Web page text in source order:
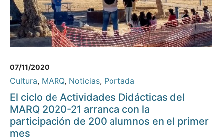
07/11/2020
Cultura, MARQ, Noticias, Portada
El ciclo de Actividades Didácticas del
MARQ 2020-21 arranca con la
participación de 200 alumnos en el primer
mes